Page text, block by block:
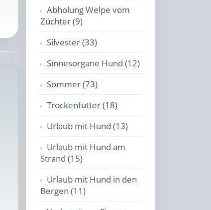
Abholung Welpe vom
Züchter (9)
Silvester (33)
Sinnesorgane Hund (12)
Sommer (73)
Trockenfutter (18)
Urlaub mit Hund (13)
Urlaub mit Hund am
Strand (15)
Urlaub mit Hund in den
Bergen (11)